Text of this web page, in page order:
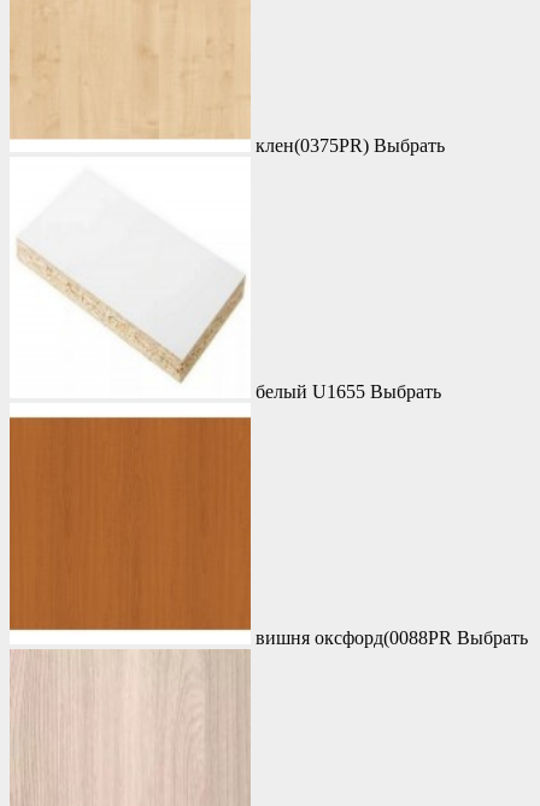
клен(0375PR) Выбрать
белый U1655 Выбрать
вишня оксфорд(0088PR Выбрать